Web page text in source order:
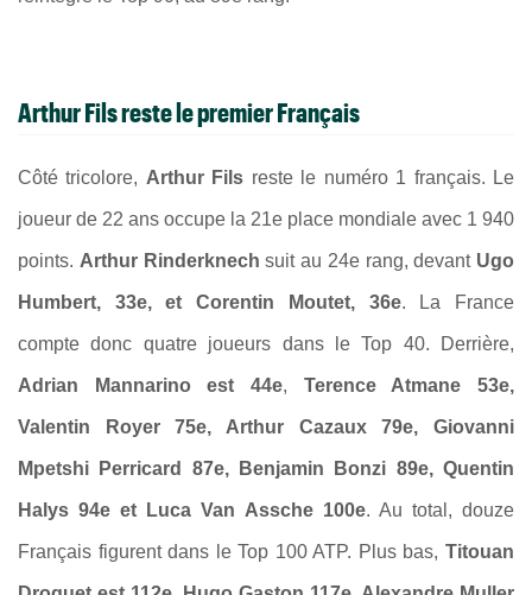
Arthur Fils reste le premier Français
Côté tricolore, Arthur Fils reste le numéro 1 français. Le
joueur de 22 ans occupe la 21e place mondiale avec 1 940
points. Arthur Rinderknech suit au 24e rang, devant Ugo
Humbert, 33e, et Corentin Moutet, 36e. La France
compte donc quatre joueurs dans le Top 40. Derrière,
Adrian Mannarino est 44e, Terence Atmane 53e,
Valentin Royer 75e, Arthur Cazaux 79e, Giovanni
Mpetshi Perricard 87e, Benjamin Bonzi 89e, Quentin
Halys 94e et Luca Van Assche 100e. Au total, douze
Français figurent dans le Top 100 ATP. Plus bas, Titouan